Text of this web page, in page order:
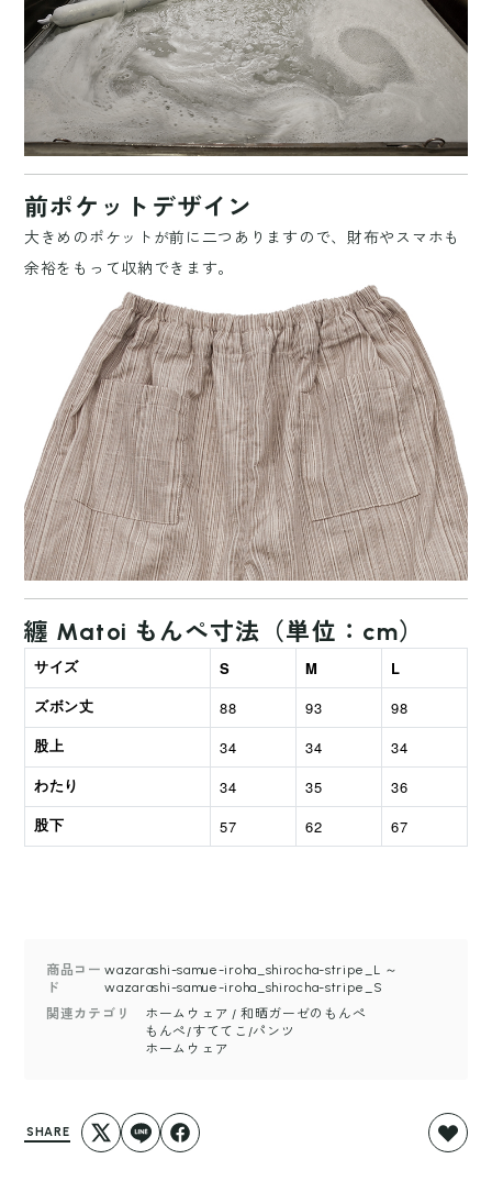
前ポケットデザイン
大きめのポケットが前に二つありますので、財布やスマホも
余裕をもって収納できます。
纏 Matoi もんぺ寸法（単位：cm）
サイズ S M L
ズボン丈 88 93 98
股上 34 34 34
わたり 34 35 36
股下 57 62 67
商品コー
ド
wazarashi-samue-iroha_shirocha-stripe_L ～
wazarashi-samue-iroha_shirocha-stripe_S
関連カテゴリ
ホームウェア / 和晒ガーゼのもんぺ
もんぺ/すててこ/パンツ
ホームウェア
SHARE